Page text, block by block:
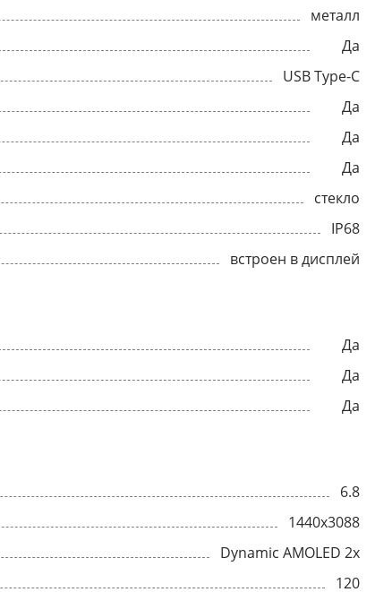
металл
Да
USB Type-C
Да
Да
Да
стекло
IP68
встроен в дисплей
Да
Да
Да
6.8
1440x3088
Dynamic AMOLED 2x
120